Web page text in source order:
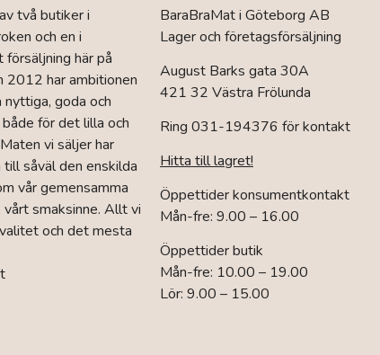
produktsidan
två butiker i
och en i
försäljning här på
2012 har ambitionen
goda och
för det lilla och
vi säljer har
såväl den enskilda
vår gemensamma
smaksinne. Allt vi
och det mesta
BaraBraMat i Göteborg AB
Lager och företagsförsäljning
August Barks gata 30A
421 32 Västra Frölunda
Ring 031-194376 för kontakt
Hitta till lagret!
Öppettider konsumentkontakt
Mån-fre: 9.00 – 16.00
Öppettider butik
Mån-fre: 10.00 – 19.00
Lör: 9.00 – 15.00